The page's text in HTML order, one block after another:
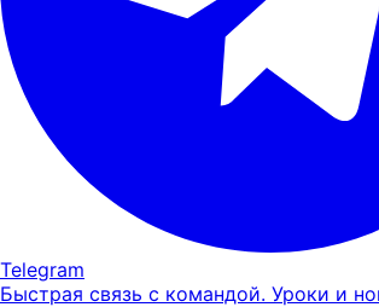
Telegram
Быстрая связь с командой. Уроки и